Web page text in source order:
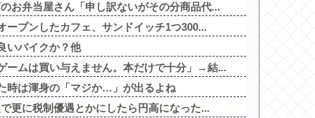
お弁当屋さん「申し訳ないがその分商品代...
ープンしたカフェ、サンドイッチ1つ300...
いバイクか？他
ームは買い与えません。本だけで十分」→結...
時は渾身の「マジか…」が出るよね
更に税制優遇とかにしたら円高になった...